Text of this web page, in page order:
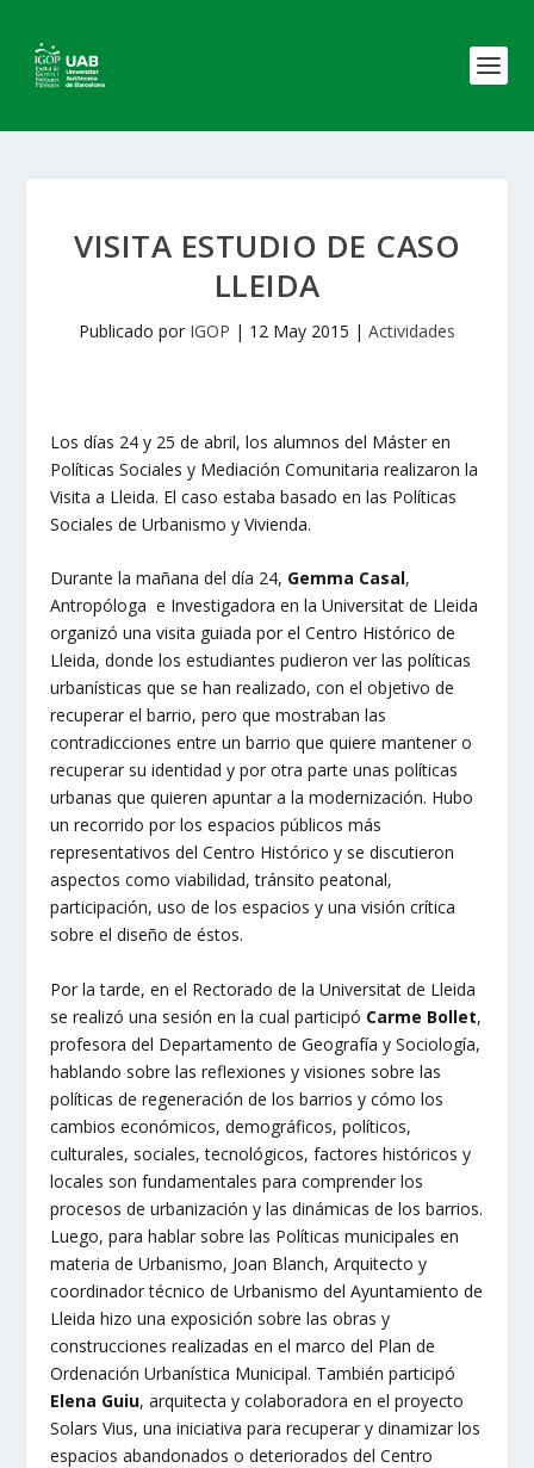
VISITA ESTUDIO DE CASO
LLEIDA
Publicado por IGOP | 12 May 2015 | Actividades
Los días 24 y 25 de abril, los alumnos del Máster en
Políticas Sociales y Mediación Comunitaria realizaron la
Visita a Lleida. El caso estaba basado en las Políticas
Sociales de Urbanismo y Vivienda.
Durante la mañana del día 24, Gemma Casal,
Antropóloga e Investigadora en la Universitat de Lleida
organizó una visita guiada por el Centro Histórico de
Lleida, donde los estudiantes pudieron ver las políticas
urbanísticas que se han realizado, con el objetivo de
recuperar el barrio, pero que mostraban las
contradicciones entre un barrio que quiere mantener o
recuperar su identidad y por otra parte unas políticas
urbanas que quieren apuntar a la modernización. Hubo
un recorrido por los espacios públicos más
representativos del Centro Histórico y se discutieron
aspectos como viabilidad, tránsito peatonal,
participación, uso de los espacios y una visión crítica
sobre el diseño de éstos.
Por la tarde, en el Rectorado de la Universitat de Lleida
se realizó una sesión en la cual participó Carme Bollet,
profesora del Departamento de Geografía y Sociología,
hablando sobre las reflexiones y visiones sobre las
políticas de regeneración de los barrios y cómo los
cambios económicos, demográficos, políticos,
culturales, sociales, tecnológicos, factores históricos y
locales son fundamentales para comprender los
procesos de urbanización y las dinámicas de los barrios.
Luego, para hablar sobre las Políticas municipales en
materia de Urbanismo, Joan Blanch, Arquitecto y
coordinador técnico de Urbanismo del Ayuntamiento de
Lleida hizo una exposición sobre las obras y
construcciones realizadas en el marco del Plan de
Ordenación Urbanística Municipal. También participó
Elena Guiu, arquitecta y colaboradora en el proyecto
Solars Vius, una iniciativa para recuperar y dinamizar los
espacios abandonados o deteriorados del Centro